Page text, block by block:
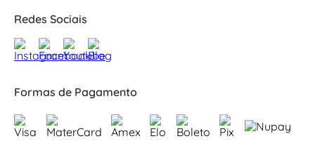
Redes Sociais
Formas de Pagamento